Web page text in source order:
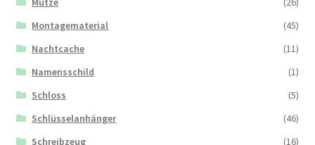
Montagematerial
(45)
Nachtcache
(11)
Namensschild
(1)
Schloss
(5)
Schlüsselanhänger
(46)
Schreibzeug
(16)